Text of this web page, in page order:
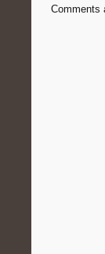
Comments